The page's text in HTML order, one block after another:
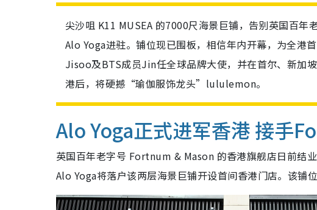
尖沙咀 K11 MUSEA 的7000尺海景巨铺，告别英国百
Alo Yoga进驻。铺位现已围板，相信年内开幕，为全港
Jisoo及BTS成员Jin任全球品牌大使，并在首尔、新加
港后，将硬撼“瑜伽服饰龙头”lululemon。
Alo Yoga正式进军香港 接手
英国百年老字号 Fortnum & Mason 的香港旗舰店日前结
Alo Yoga将落户该两层海景巨铺开设首间香港门店。该铺